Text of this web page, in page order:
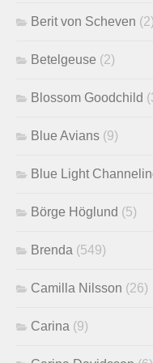
Berit von Scheven (2)
Betelgeuse (2)
Blossom Goodchild
Blue Avians (9)
Blue Light
Börge Höglund (5)
Brenda (549)
Camilla Nilsson (26)
Carina (9)